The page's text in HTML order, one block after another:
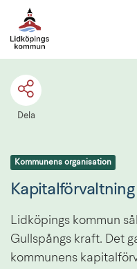
Dela
Kommunens organisation
Kapitalförvaltning
Lidköpings kommun
Gullspångs kraft. Det
kommunens